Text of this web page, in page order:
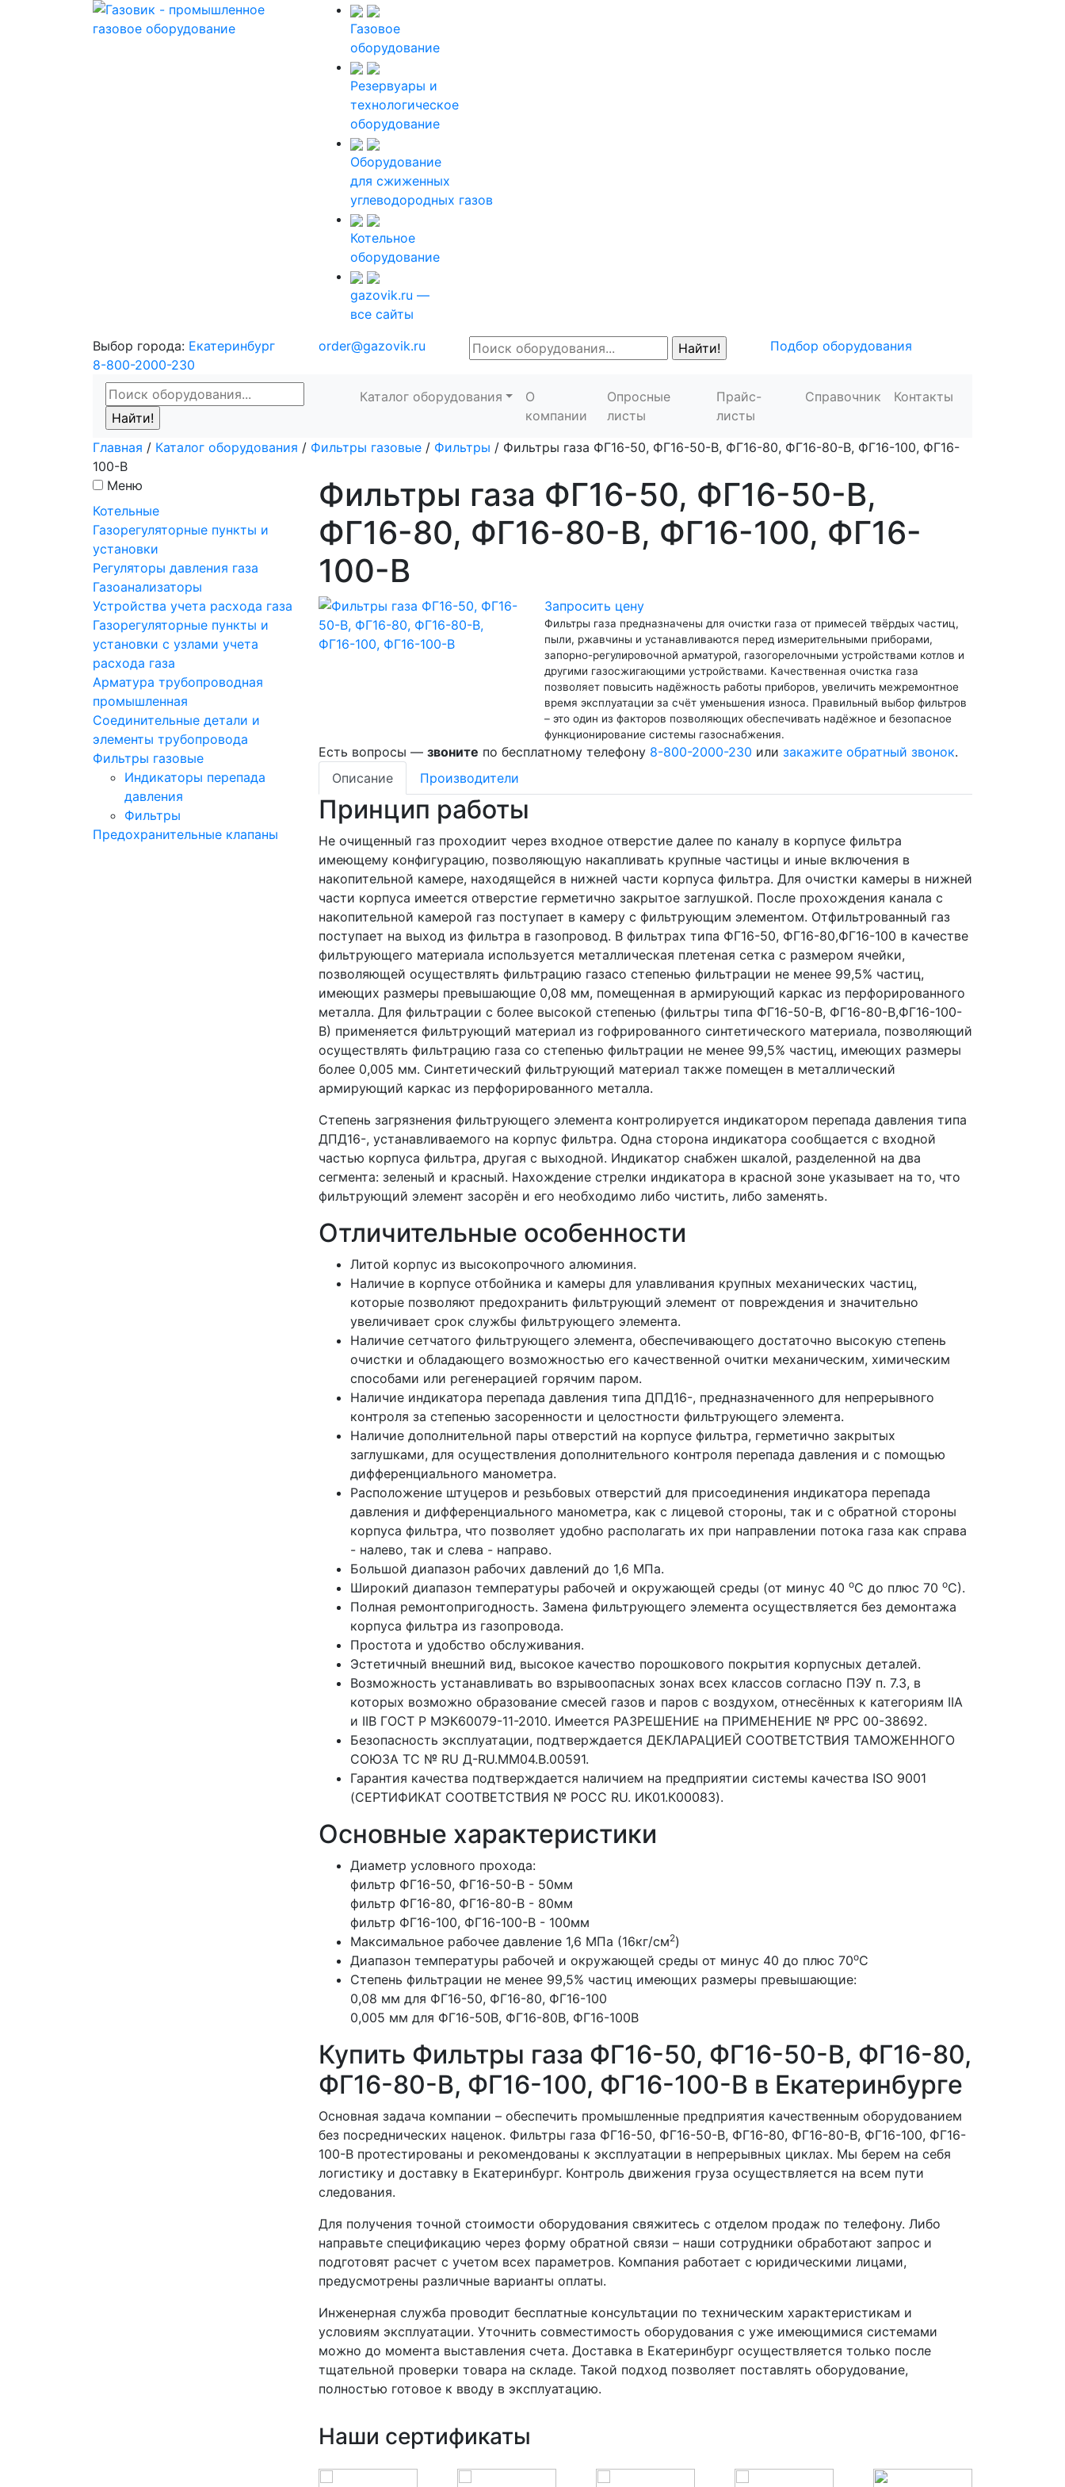
Газовое
оборудование
Резервуары и
технологическое
оборудование
Оборудование
для сжиженных
углеводородных газов
Котельное
оборудование
gazovik.ru —
все сайты
Выбор города: Екатеринбург
8-800-2000-230
order@gazovik.ru Подбор оборудования
Каталог оборудования
О
компании
Опросные
листы
Прайс-
листы
Справочник Контакты
Главная / Каталог оборудования / Фильтры газовые / Фильтры / Фильтры газа ФГ16-50, ФГ16-50-В, ФГ16-80, ФГ16-80-В, ФГ16-100, ФГ16-
100-В
Меню
Котельные
Газорегуляторные пункты и
установки
Регуляторы давления газа
Газоанализаторы
Устройства учета расхода газа
Газорегуляторные пункты и
установки с узлами учета
расхода газа
Арматура трубопроводная
промышленная
Соединительные детали и
элементы трубопровода
Фильтры газовые
Индикаторы перепада
давления
Фильтры
Предохранительные клапаны
Фильтры газа ФГ16-50, ФГ16-50-В,
ФГ16-80, ФГ16-80-В, ФГ16-100, ФГ16-
100-В
Запросить цену
Фильтры газа предназначены для очистки газа от примесей твёрдых частиц,
пыли, ржавчины и устанавливаются перед измерительными приборами,
запорно-регулировочной арматурой, газогорелочными устройствами котлов и
другими газосжигающими устройствами. Качественная очистка газа
позволяет повысить надёжность работы приборов, увеличить межремонтное
время эксплуатации за счёт уменьшения износа. Правильный выбор фильтров
– это один из факторов позволяющих обеспечивать надёжное и безопасное
функционирование системы газоснабжения.
Есть вопросы — звоните по бесплатному телефону 8-800-2000-230 или закажите обратный звонок.
Описание
Производители
Принцип работы
Не очищенный газ проходиит через входное отверстие далее по каналу в корпусе фильтра
имеющему конфигурацию, позволяющую накапливать крупные частицы и иные включения в
накопительной камере, находящейся в нижней части корпуса фильтра. Для очистки камеры в нижней
части корпуса имеется отверстие герметично закрытое заглушкой. После прохождения канала с
накопительной камерой газ поступает в камеру с фильтрующим элементом. Отфильтрованный газ
поступает на выход из фильтра в газопровод. В фильтрах типа ФГ16-50, ФГ16-80,ФГ16-100 в качестве
фильтрующего материала используется металлическая плетеная сетка с размером ячейки,
позволяющей осуществлять фильтрацию газасо степенью фильтрации не менее 99,5% частиц,
имеющих размеры превышающие 0,08 мм, помещенная в армирующий каркас из перфорированного
металла. Для фильтрации с более высокой степенью (фильтры типа ФГ16-50-В, ФГ16-80-В,ФГ16-100-
В) применяется фильтрующий материал из гофрированного синтетического материала, позволяющий
осуществлять фильтрацию газа со степенью фильтрации не менее 99,5% частиц, имеющих размеры
более 0,005 мм. Синтетический фильтрующий материал также помещен в металлический
армирующий каркас из перфорированного металла.
Степень загрязнения фильтрующего элемента контролируется индикатором перепада давления типа
ДПД16-, устанавливаемого на корпус фильтра. Одна сторона индикатора сообщается с входной
частью корпуса фильтра, другая с выходной. Индикатор снабжен шкалой, разделенной на два
сегмента: зеленый и красный. Нахождение стрелки индикатора в красной зоне указывает на то, что
фильтрующий элемент засорён и его необходимо либо чистить, либо заменять.
Отличительные особенности
Литой корпус из высокопрочного алюминия.
Наличие в корпусе отбойника и камеры для улавливания крупных механических частиц,
которые позволяют предохранить фильтрующий элемент от повреждения и значительно
увеличивает срок службы фильтрующего элемента.
Наличие сетчатого фильтрующего элемента, обеспечивающего достаточно высокую степень
очистки и обладающего возможностью его качественной очитки механическим, химическим
способами или регенерацией горячим паром.
Наличие индикатора перепада давления типа ДПД16-, предназначенного для непрерывного
контроля за степенью засоренности и целостности фильтрующего элемента.
Наличие дополнительной пары отверстий на корпусе фильтра, герметично закрытых
заглушками, для осуществления дополнительного контроля перепада давления и с помощью
дифференциального манометра.
Расположение штуцеров и резьбовых отверстий для присоединения индикатора перепада
давления и дифференциального манометра, как с лицевой стороны, так и с обратной стороны
корпуса фильтра, что позволяет удобно располагать их при направлении потока газа как справа
- налево, так и слева - направо.
Большой диапазон рабочих давлений до 1,6 МПа.
Широкий диапазон температуры рабочей и окружающей среды (от минус 40 оС до плюс 70 оС).
Полная ремонтопригодность. Замена фильтрующего элемента осуществляется без демонтажа
корпуса фильтра из газопровода.
Простота и удобство обслуживания.
Эстетичный внешний вид, высокое качество порошкового покрытия корпусных деталей.
Возможность устанавливать во взрывоопасных зонах всех классов согласно ПЭУ п. 7.3, в
которых возможно образование смесей газов и паров с воздухом, отнесённых к категориям IIA
и IIB ГОСТ Р МЭК60079-11-2010. Имеется РАЗРЕШЕНИЕ на ПРИМЕНЕНИЕ № РРС 00-38692.
Безопасность эксплуатации, подтверждается ДЕКЛАРАЦИЕЙ СООТВЕТСТВИЯ ТАМОЖЕННОГО
СОЮЗА ТС № RU Д-RU.ММ04.В.00591.
Гарантия качества подтверждается наличием на предприятии системы качества ISO 9001
(СЕРТИФИКАТ СООТВЕТСТВИЯ № РОСС RU. ИК01.К00083).
Основные характеристики
Диаметр условного прохода:
фильтр ФГ16-50, ФГ16-50-В - 50мм
фильтр ФГ16-80, ФГ16-80-В - 80мм
фильтр ФГ16-100, ФГ16-100-В - 100мм
Максимальное рабочее давление 1,6 МПа (16кг/см2)
Диапазон температуры рабочей и окружающей среды от минус 40 до плюс 70оС
Степень фильтрации не менее 99,5% частиц имеющих размеры превышающие:
0,08 мм для ФГ16-50, ФГ16-80, ФГ16-100
0,005 мм для ФГ16-50В, ФГ16-80В, ФГ16-100В
Купить Фильтры газа ФГ16-50, ФГ16-50-В, ФГ16-80,
ФГ16-80-В, ФГ16-100, ФГ16-100-В в Екатеринбурге
Основная задача компании – обеспечить промышленные предприятия качественным оборудованием
без посреднических наценок. Фильтры газа ФГ16-50, ФГ16-50-В, ФГ16-80, ФГ16-80-В, ФГ16-100, ФГ16-
100-В протестированы и рекомендованы к эксплуатации в непрерывных циклах. Мы берем на себя
логистику и доставку в Екатеринбург. Контроль движения груза осуществляется на всем пути
следования.
Для получения точной стоимости оборудования свяжитесь с отделом продаж по телефону. Либо
направьте спецификацию через форму обратной связи – наши сотрудники обработают запрос и
подготовят расчет с учетом всех параметров. Компания работает с юридическими лицами,
предусмотрены различные варианты оплаты.
Инженерная служба проводит бесплатные консультации по техническим характеристикам и
условиям эксплуатации. Уточнить совместимость оборудования с уже имеющимися системами
можно до момента выставления счета. Доставка в Екатеринбург осуществляется только после
тщательной проверки товара на складе. Такой подход позволяет поставлять оборудование,
полностью готовое к вводу в эксплуатацию.
Наши сертификаты